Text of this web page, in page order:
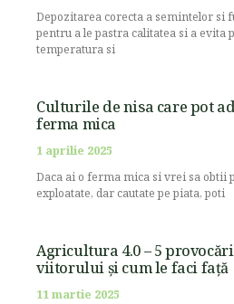
Depozitarea corecta a semintelor si
pentru a le pastra calitatea si a
temperatura si
Culturile de nisa care pot
ferma mica
1 aprilie 2025
Daca ai o ferma mica si vrei sa
exploatate, dar cautate pe piata, poti
Agricultura 4.0 – 5
viitorului și cum le faci față
11 martie 2025